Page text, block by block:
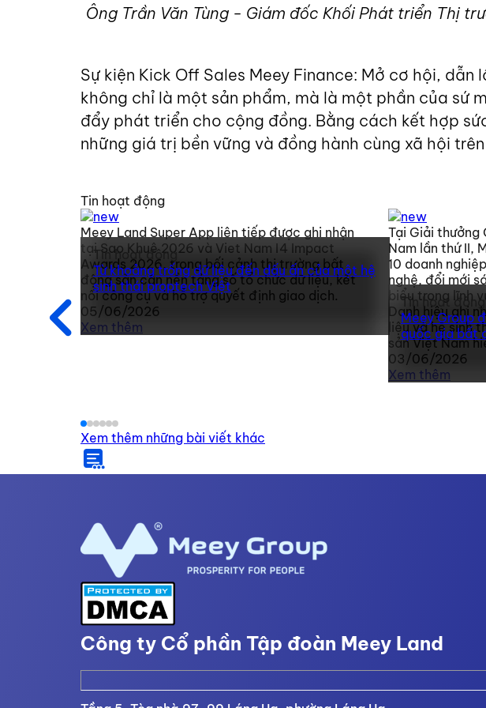
Ông Trần Văn Tùng - Giám đốc Khối Phát triển Thị
Sự kiện Kick Off Sales Meey Finance: Mở cơ hội,
không chỉ là một sản phẩm, mà là một phần của sứ
đẩy phát triển cho cộng đồng. Bằng cách kết hợp
những giá trị bền vững và đồng hành cùng xã hội
Tin hoạt động
Tin hoạt động
Từ khoảng trống dữ liệu đến dấu ấn của một hệ
sinh thái proptech Việt
Meey Land Super App liên tiếp được ghi nhận
tại Sao Khuê 2026 và Viet Nam I4 Impact
Awards 2026, trong bối cảnh thị trường bất
động sản cần nền tảng số tổ chức dữ liệu, kết
nối công cụ và hỗ trợ quyết định giao dịch.
05/06/2026
Xem thêm
Tin hoạt động
Meey Group
quốc gia bất
Tại Giải thưởng
Nam lần thứ II,
10 doanh
nghệ, đổi mới
biểu trong lĩnh
Danh hiệu ghi
liệu và hệ sinh
sản Việt Nam
03/06/2026
Xem thêm
Xem thêm những bài viết khác
Công ty Cổ phần Tập đoàn Meey Land